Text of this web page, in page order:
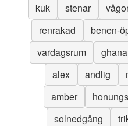
kuk
stenar
renrakad
benen-
vardagsrum
ghana
alex
andlig
amber
solnedgång